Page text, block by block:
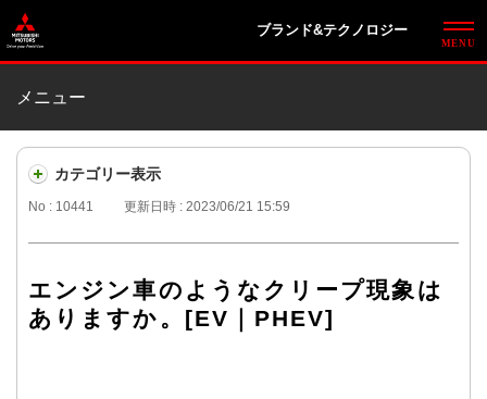
ブランド&テクノロジー
メニュー
カテゴリー表示
No : 10441 更新日時 : 2023/06/21 15:59
エンジン車のようなクリープ現象は
ありますか。[EV｜PHEV]